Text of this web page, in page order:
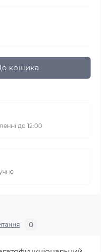
кошика
до 12:00
0